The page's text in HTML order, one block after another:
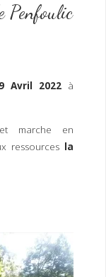
Penfoulic
Avril 2022 à
marche en
ressources la
: